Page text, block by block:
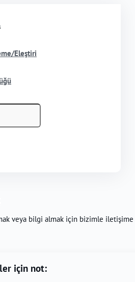
Eleştiri
veya bilgi almak için bizimle iletişime
için not: